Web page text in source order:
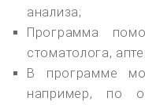
анализа;
Программа
стоматолога,
В программе
например, по